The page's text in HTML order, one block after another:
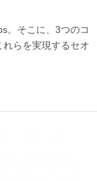
。そこに、3つのコ
らを実現するセオ